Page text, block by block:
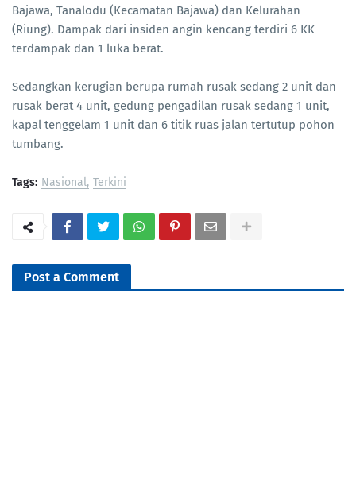
Bajawa, Tanalodu (Kecamatan Bajawa) dan Kelurahan
(Riung). Dampak dari insiden angin kencang terdiri 6 KK
terdampak dan 1 luka berat.
Sedangkan kerugian berupa rumah rusak sedang 2 unit dan
rusak berat 4 unit, gedung pengadilan rusak sedang 1 unit,
kapal tenggelam 1 unit dan 6 titik ruas jalan tertutup pohon
tumbang.
Tags: Nasional Terkini
Post a Comment